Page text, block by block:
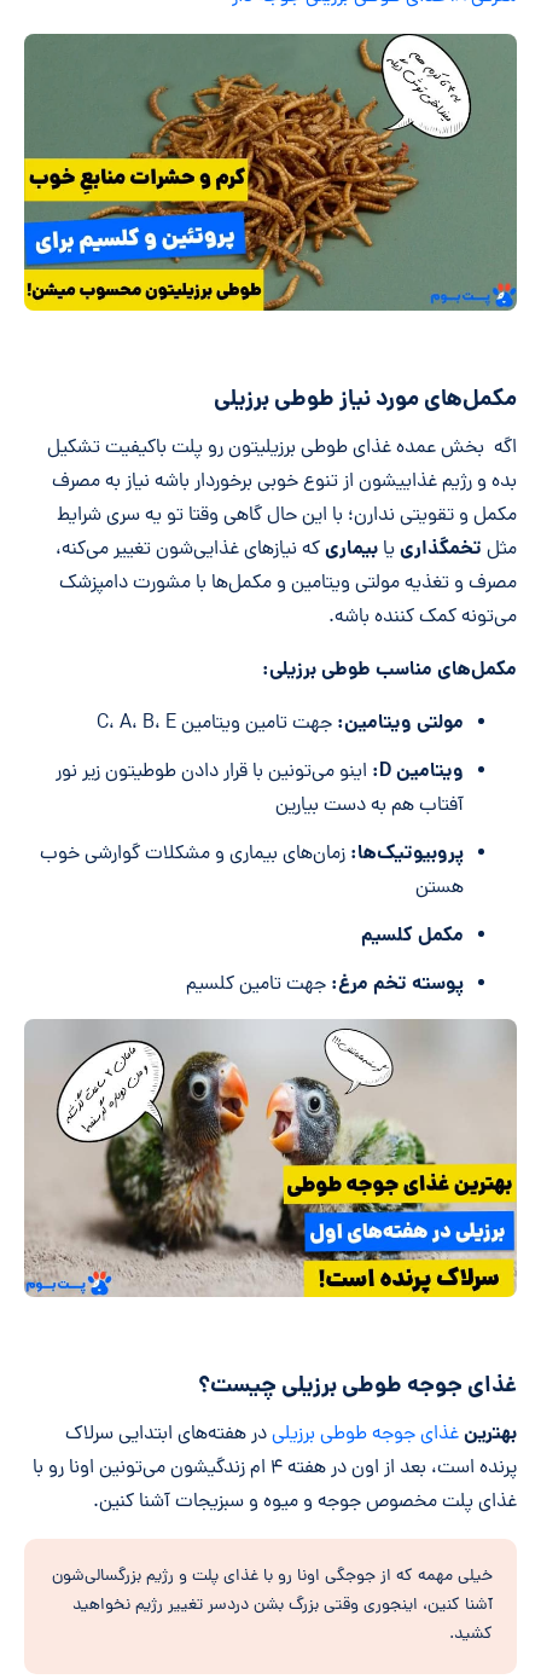
مکمل‌های مورد نیاز طوطی برزیلی
اگه بخش عمده غذای طوطی برزیلیتون رو پلت باکیفیت تشکیل
بده و رژیم غذاییشون از تنوع خوبی برخوردار باشه نیاز به مصرف
مکمل و تقویتی ندارن؛ با این حال گاهی وقتا تو یه سری شرایط
مثل تخمگذارییا بیماریکه نیازهای غذایی‌شون تغییر می‌کنه،
مصرف و تغذیه مولتی ویتامین و مکمل‌ها با مشورت دامپزشک
می‌تونه کمک کننده باشه.
مکمل‌های مناسب طوطی برزیلی:
مولتی ویتامین: جهت تامین ویتامین C، A، B، E
ویتامینD
: اینو می‌تونین با قرار دادن طوطیتون زیر نور
آفتاب هم به دست بیارین
پروبیوتیک‌ها: زمان‌های بیماری و مشکلات گوارشی خوب
هستن
مکمل کلسیم
پوسته تخم مرغ: جهت تامین کلسیم
غذای جوجه طوطی برزیلی چیست؟
بهترینغذای جوجه طوطی برزیلیدر هفته‌های ابتدایی سرلاک
پرنده است، بعد از اون در هفته ۴ ام زندگیشون می‌تونین اونا رو با
غذای پلت مخصوص جوجه و میوه و سبزیجات آشنا کنین.
خیلی مهمه که از جوجگی اونا رو با غذای پلت و رژیم بزرگسالی‌شون
آشنا کنین، اینجوری وقتی بزرگ بشن دردسر تغییر رژیم نخواهید
کشید.